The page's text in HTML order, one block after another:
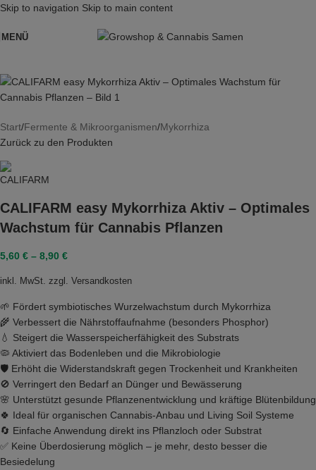
Skip to navigation Skip to main content
MENÜ
Start/Fermente & Mikroorganismen/Mykorrhiza
Zurück zu den Produkten
CALIFARM easy Mykorrhiza Aktiv – Optimales
Wachstum für Cannabis Pflanzen
5,60 € – 8,90 €
inkl. MwSt. zzgl. Versandkosten
🌱 Fördert symbiotisches Wurzelwachstum durch Mykorrhiza
🌾 Verbessert die Nährstoffaufnahme (besonders Phosphor)
💧 Steigert die Wasserspeicherfähigkeit des Substrats
🦠 Aktiviert das Bodenleben und die Mikrobiologie
🛡️ Erhöht die Widerstandskraft gegen Trockenheit und Krankheiten
🚫 Verringert den Bedarf an Dünger und Bewässerung
🌸 Unterstützt gesunde Pflanzenentwicklung und kräftige Blütenbildung
🍀 Ideal für organischen Cannabis-Anbau und Living Soil Systeme
🔄 Einfache Anwendung direkt ins Pflanzloch oder Substrat
✅ Keine Überdosierung möglich – je mehr, desto besser die
Besiedelung